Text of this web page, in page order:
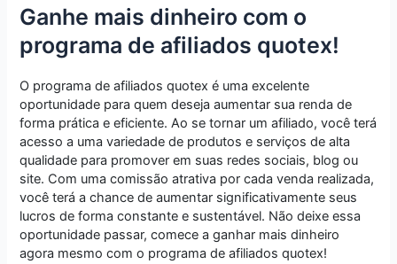
Ganhe mais dinheiro com o
programa de afiliados quotex!
O programa de afiliados quotex é uma excelente
oportunidade para quem deseja aumentar sua renda de
forma prática e eficiente. Ao se tornar um afiliado, você terá
acesso a uma variedade de produtos e serviços de alta
qualidade para promover em suas redes sociais, blog ou
site. Com uma comissão atrativa por cada venda realizada,
você terá a chance de aumentar significativamente seus
lucros de forma constante e sustentável. Não deixe essa
oportunidade passar, comece a ganhar mais dinheiro
agora mesmo com o programa de afiliados quotex!